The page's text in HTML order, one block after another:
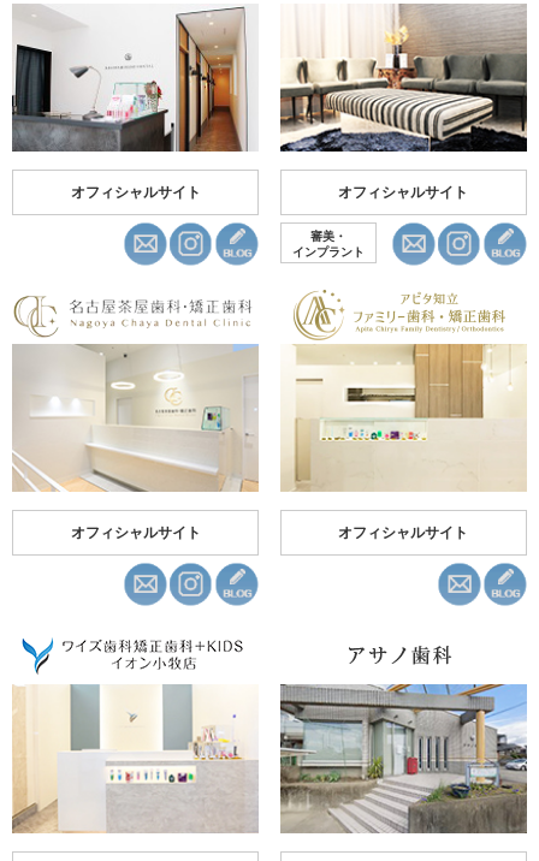
オフィシャルサイト オフィシャルサイト
審美・
インプラント
オフィシャルサイト オフィシャルサイト